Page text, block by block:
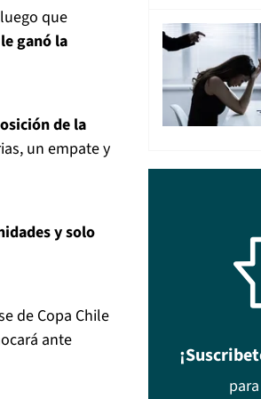
que
ganó la
de la
un empate y
y solo
de Copa Chile
ante